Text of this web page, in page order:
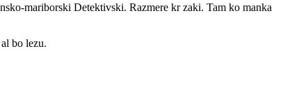
mariborski Detektivski. Razmere kr zaki. Tam ko manka
bo lezu.